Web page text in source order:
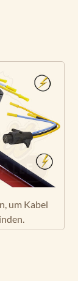
um Kabel